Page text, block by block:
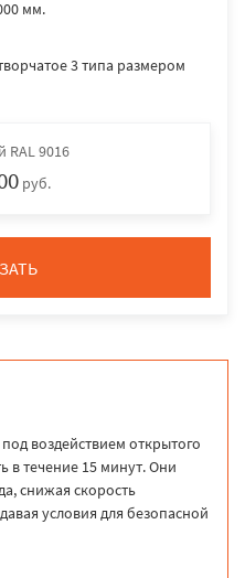
3 типа размером
RAL 9016
руб.
воздействием открытого
в течение 15 минут. Они
снижая скорость
условия для безопасной